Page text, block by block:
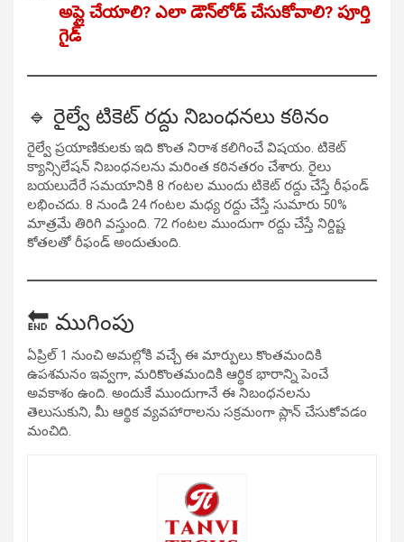
అప్లై చేయాలి? ఎలా డౌన్‌లోడ్ చేసుకోవాలి? పూర్తి
గైడ్
🔹 రైల్వే టికెట్ రద్దు నిబంధనలు కఠినం
రైల్వే ప్రయాణికులకు ఇది కొంత నిరాశ కలిగించే విషయం. టికెట్
క్యాన్సిలేషన్ నిబంధనలను మరింత కఠినతరం చేశారు. రైలు
బయలుదేరే సమయానికి 8 గంటల ముందు టికెట్ రద్దు చేస్తే రీఫండ్
లభించదు. 8 నుండి 24 గంటల మధ్య రద్దు చేస్తే సుమారు 50%
మాత్రమే తిరిగి వస్తుంది. 72 గంటల ముందుగా రద్దు చేస్తే నిర్దిష్ట
కోతలతో రీఫండ్ అందుతుంది.
🔚 ముగింపు
ఏప్రిల్ 1 నుంచి అమల్లోకి వచ్చే ఈ మార్పులు కొంతమందికి
ఉపశమనం ఇవ్వగా, మరికొంతమందికి ఆర్థిక భారాన్ని పెంచే
అవకాశం ఉంది. అందుకే ముందుగానే ఈ నిబంధనలను
తెలుసుకుని, మీ ఆర్థిక వ్యవహారాలను సక్రమంగా ప్లాన్ చేసుకోవడం
మంచిది.